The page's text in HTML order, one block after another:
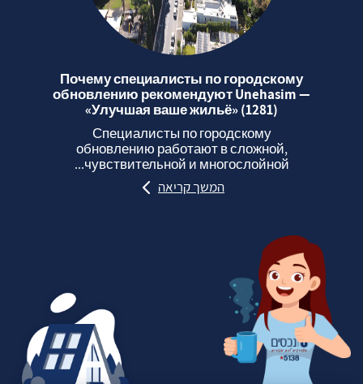
Почему специалисты по городскому
обновлению рекомендуют Unehasim —
«Улучшая ваше жильё» (1281)
Специалисты по городскому
обновлению работают в сложной,
чувствительной и многослойной...
המשך קריאה